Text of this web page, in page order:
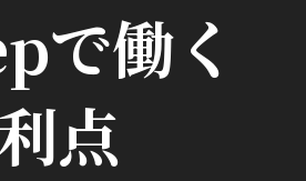
で働く
点